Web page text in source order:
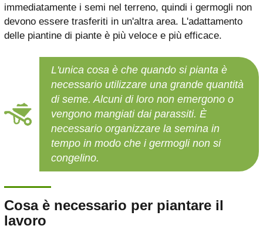
immediatamente i semi nel terreno, quindi i germogli non
devono essere trasferiti in un'altra area. L'adattamento
delle piantine di piante è più veloce e più efficace.
L'unica cosa è che quando si pianta è
necessario utilizzare una grande quantità
di seme. Alcuni di loro non emergono o
vengono mangiati dai parassiti. È
necessario organizzare la semina in
tempo in modo che i germogli non si
congelino.
Cosa è necessario per piantare il
lavoro